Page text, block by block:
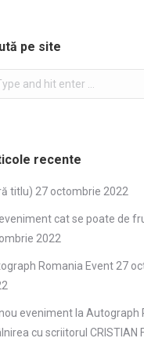
pe site
recente
titlu) 27 octombrie 2022
cat se poate de
2022
Romania Event 27
eveniment la Autograph
cu scriitorul CRISTIAN